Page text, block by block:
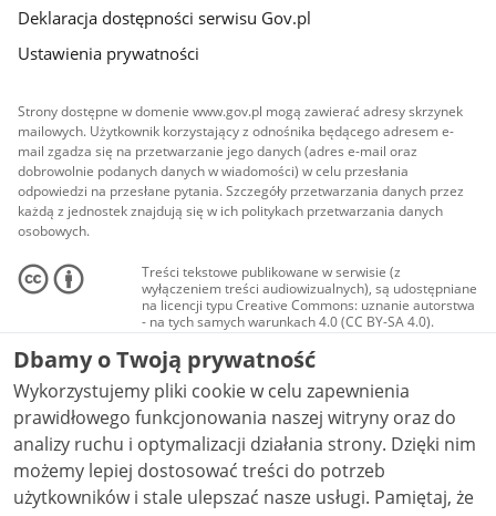
Deklaracja dostępności serwisu Gov.pl
Ustawienia prywatności
Strony dostępne w domenie www.gov.pl mogą zawierać adresy skrzynek
mailowych. Użytkownik korzystający z odnośnika będącego adresem e-
mail zgadza się na przetwarzanie jego danych (adres e-mail oraz
dobrowolnie podanych danych w wiadomości) w celu przesłania
odpowiedzi na przesłane pytania. Szczegóły przetwarzania danych przez
każdą z jednostek znajdują się w ich politykach przetwarzania danych
osobowych.
Treści tekstowe publikowane w serwisie (z
wyłączeniem treści audiowizualnych), są udostępniane
na licencji typu Creative Commons: uznanie autorstwa
- na tych samych warunkach 4.0 (CC BY-SA 4.0).
Materiały audiowizualne, w tym zdjęcia, materiały
audio i wideo, są udostępniane na licencji typu
Creative Commons: uznanie autorstwa użycie
niekomercyjne - bez utworów zależnych 4.0 (CC BY-
NC-ND 4.0), o ile nie jest to stwierdzone inaczej.
Dbamy o Twoją prywatność
Wykorzystujemy pliki cookie w celu zapewnienia
prawidłowego funkcjonowania naszej witryny oraz do
analizy ruchu i optymalizacji działania strony. Dzięki nim
możemy lepiej dostosować treści do potrzeb
użytkowników i stale ulepszać nasze usługi. Pamiętaj, że